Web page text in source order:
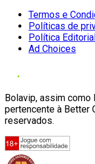
Termos e
Políticas de
Política
Ad Choices
Bolavip, assim como
pertencente à Better
reservados.